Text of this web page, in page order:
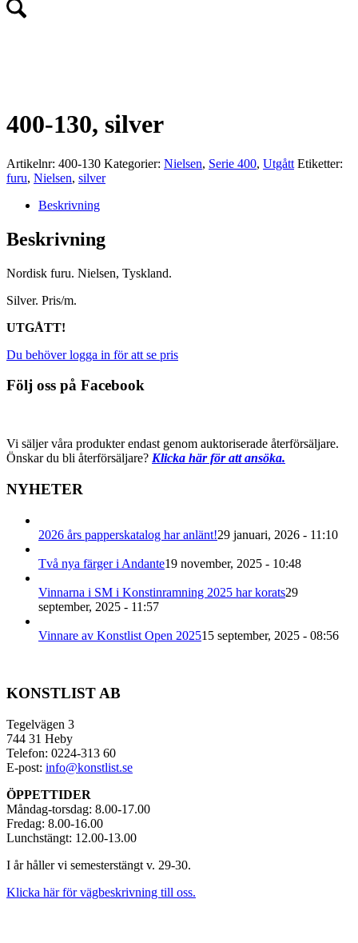
400-130, silver
Artikelnr: 400-130 Kategorier: Nielsen, Serie 400, Utgått Etiketter:
furu, Nielsen, silver
Beskrivning
Beskrivning
Nordisk furu. Nielsen, Tyskland.
Silver. Pris/m.
UTGÅTT!
Du behöver logga in för att se pris
Följ oss på Facebook
Vi säljer våra produkter endast genom auktoriserade återförsäljare.
Önskar du bli återförsäljare? Klicka här för att ansöka.
NYHETER
2026 års papperskatalog har anlänt!29 januari, 2026 - 11:10
Två nya färger i Andante19 november, 2025 - 10:48
Vinnarna i SM i Konstinramning 2025 har korats29
september, 2025 - 11:57
Vinnare av Konstlist Open 202515 september, 2025 - 08:56
KONSTLIST AB
Tegelvägen 3
744 31 Heby
Telefon: 0224-313 60
E-post: info@konstlist.se
ÖPPETTIDER
Måndag-torsdag: 8.00-17.00
Fredag: 8.00-16.00
Lunchstängt: 12.00-13.00
I år håller vi semesterstängt v. 29-30.
Klicka här för vägbeskrivning till oss.